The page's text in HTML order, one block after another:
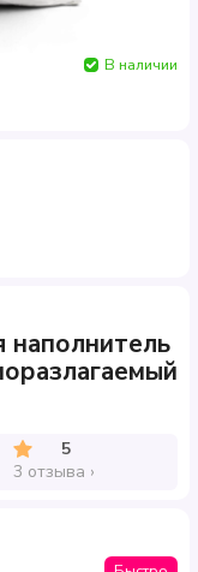
В наличии
наполнитель
5
3 отзыва